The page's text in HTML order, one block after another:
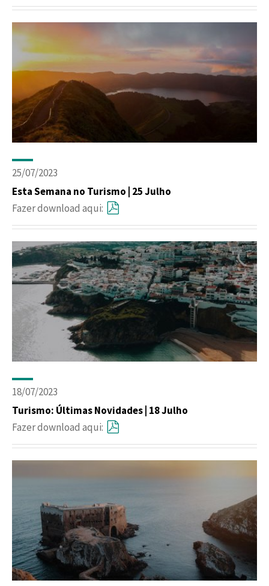
25/07/2023
Esta Semana no Turismo | 25 Julho
Fazer download aqui:
18/07/2023
Turismo: Últimas Novidades | 18 Julho
Fazer download aqui: